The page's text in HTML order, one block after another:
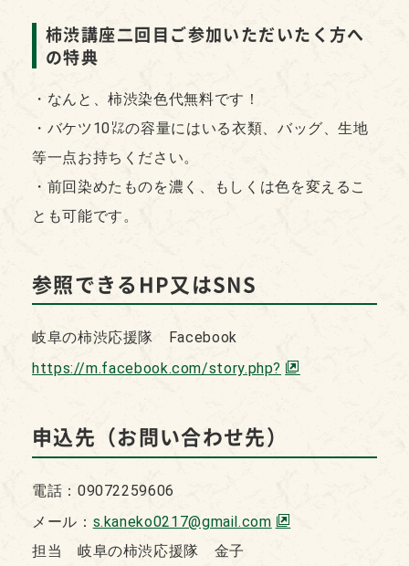
柿渋講座二回目ご参加いただいたく方へ
の特典
・なんと、柿渋染色代無料です！
・バケツ10㍑の容量にはいる衣類、バッグ、生地
等一点お持ちください。
・前回染めたものを濃く、もしくは色を変えるこ
とも可能です。
参照できるHP又はSNS
岐阜の柿渋応援隊 Facebook
https://m.facebook.com/story.php?
申込先（お問い合わせ先）
電話：09072259606
メール： s.kaneko0217@gmail.com
担当 岐阜の柿渋応援隊 金子